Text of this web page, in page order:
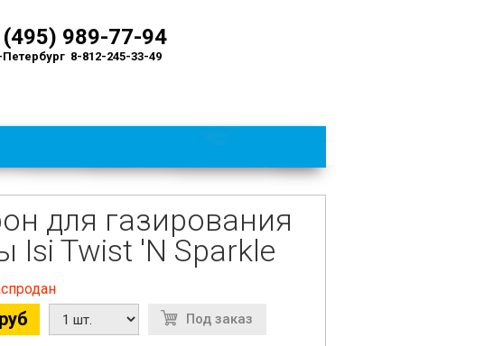
(495) 989-77-94
8-812-245-33-49
для газирования
Isi Twist 'N Sparkle
Под заказ